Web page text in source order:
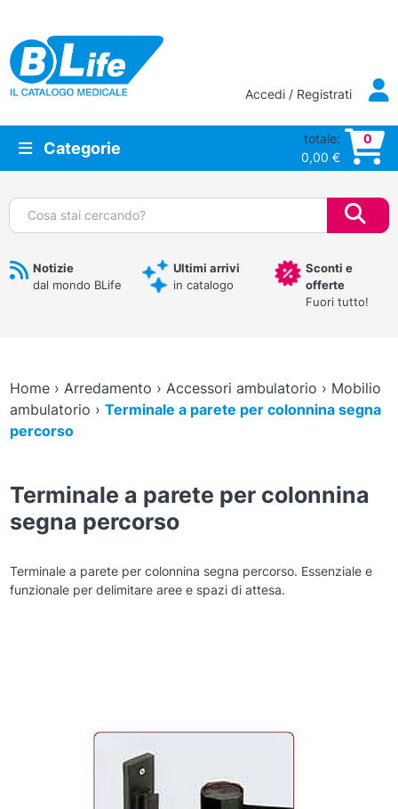
Vai al contenuto principale
Accedi / Registrati
Categorie
totale:
0,00 €
0
Cerca:
Notizie
dal mondo BLife
Ultimi arrivi
in catalogo
Sconti e
offerte
Fuori tutto!
Home› Arredamento › Accessori ambulatorio › Mobilio
ambulatorio › Terminale a parete per colonnina segna
percorso
Terminale a parete per colonnina
segna percorso
Terminale a parete per colonnina segna percorso. Essenziale e
funzionale per delimitare aree e spazi di attesa.